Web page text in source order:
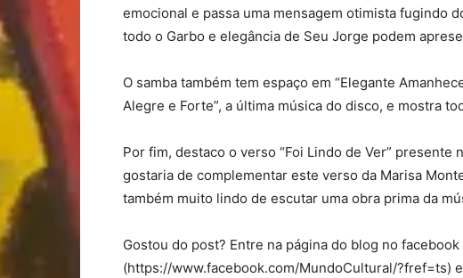
emocional e passa uma mensagem otimista fugindo
todo o Garbo e elegância de Seu Jorge podem
O samba também tem espaço em “Elegante
Alegre e Forte”, a última música do disco, e mostra
Por fim, destaco o verso “Foi Lindo de Ver”
gostaria de complementar este verso da Marisa
também muito lindo de escutar uma obra prima da
Gostou do post? Entre na página do blog no facebook
(https://www.facebook.com/MundoCultural/?fref=ts)